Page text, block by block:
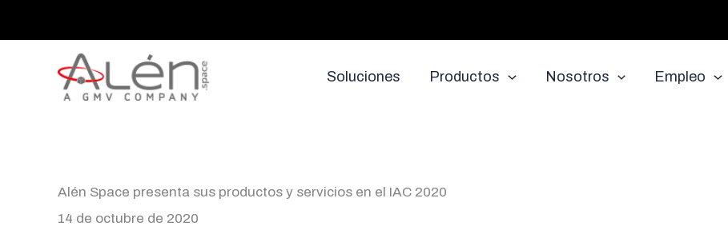
Soluciones Productos Nosotros Empleo
Alén Space presenta sus productos y servicios en el IAC 2020
14 de octubre de 2020